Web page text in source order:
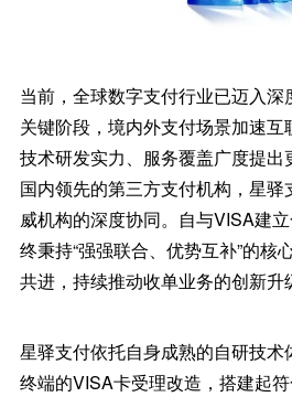
当前，全球数字支付行业已迈入
关键阶段，境内外支付场景加速
技术研发实力、服务覆盖广度提出
国内领先的第三方支付机构，星
威机构的深度协同。自与VISA建
终秉持“强强联合、优势互补”的核
共进，持续推动收单业务的创新升
星驿支付依托自身成熟的自研技术
终端的VISA卡受理改造，搭建起